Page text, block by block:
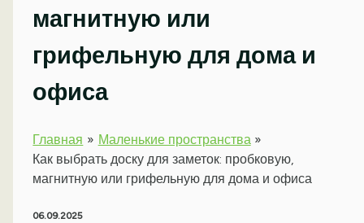
магнитную или
грифельную для дома и
офиса
Главная
Маленькие пространства
Как выбрать доску для заметок: пробковую,
магнитную или грифельную для дома и офиса
06.09.2025